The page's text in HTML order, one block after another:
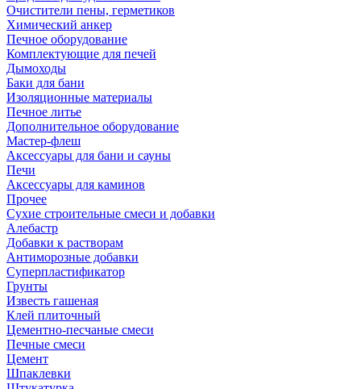
Очистители пены, герметиков
Химический анкер
Печное оборудование
Комплектующие для печей
Дымоходы
Баки для бани
Изоляционные материалы
Печное литье
Дополнительное оборудование
Мастер-флеш
Аксессуары для бани и сауны
Печи
Аксессуары для каминов
Прочее
Сухие строительные смеси и добавки
Алебастр
Добавки к растворам
Антиморозные добавки
Суперпластификатор
Грунты
Известь гашеная
Клей плиточный
Цементно-песчаные смеси
Печные смеси
Цемент
Шпаклевки